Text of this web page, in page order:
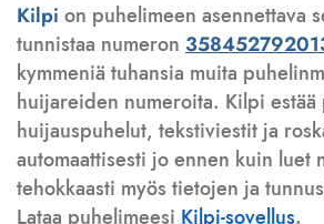
Kilpi on puhelimeen asennettava
tunnistaa numeron
kymmeniä tuhansia muita
huijareiden numeroita. Kilpi
huijauspuhelut, tekstiviestit ja
automaattisesti jo ennen kuin luet
tehokkaasti myös tietojen ja
Lataa puhelimeesi Kilpi-sovellus.